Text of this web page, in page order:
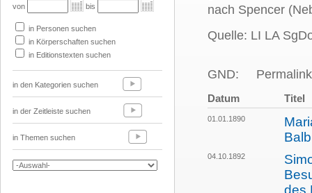
von bis
in Personen suchen
in Körperschaften suchen
in Editionstexten suchen
in den Kategorien suchen
in der Zeitleiste suchen
in Themen suchen
nach Spencer
Quelle: LI LA
GND:
Datum Titel
01.01.1890
04.10.1892
des